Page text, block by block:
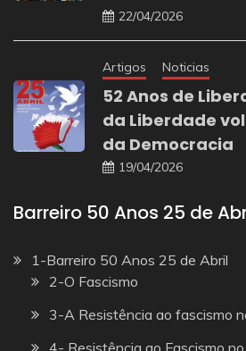
22/04/2026
Artigos Noticias
52 Anos de
da Liberdade
da Democracia
19/04/2026
Barreiro 50 Anos 25 de
1-Barreiro 50 Anos 25 de Abril
2-O Fascismo
3-A Resistência ao fascismo
4- Resistência ao Fascismo